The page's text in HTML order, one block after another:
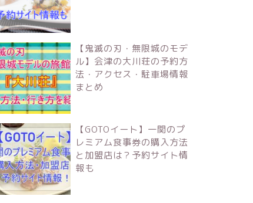
【鬼滅の刃・無限城のモデ
ル】会津の大川荘の予約方
法・アクセス・駐車場情報
まとめ
【GOTOイート】一関のプ
レミアム食事券の購入方法
と加盟店は？予約サイト情
報も